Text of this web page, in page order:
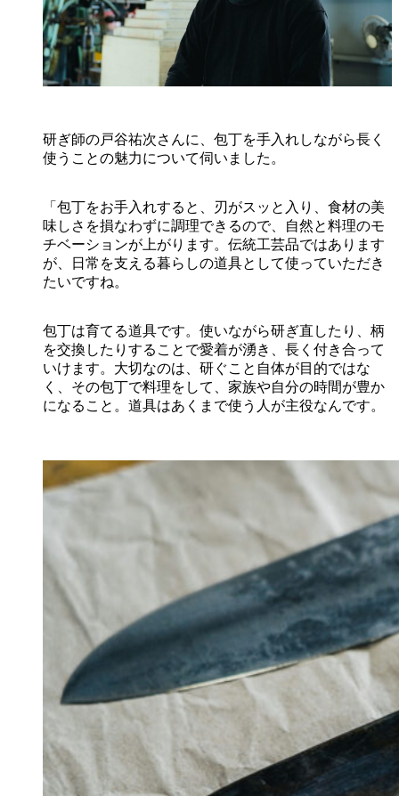
研ぎ師の戸谷祐次さんに、包丁を手入れしながら長く
使うことの魅力について伺いました。
「包丁をお手入れすると、刃がスッと入り、食材の美
味しさを損なわずに調理できるので、自然と料理のモ
チベーションが上がります。伝統工芸品ではあります
が、日常を支える暮らしの道具として使っていただき
たいですね。
包丁は育てる道具です。使いながら研ぎ直したり、柄
を交換したりすることで愛着が湧き、長く付き合って
いけます。大切なのは、研ぐこと自体が目的ではな
く、その包丁で料理をして、家族や自分の時間が豊か
になること。道具はあくまで使う人が主役なんです。